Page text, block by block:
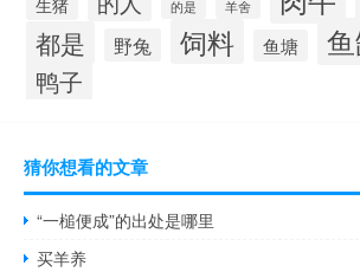
生猪 的是 羊舍
都是 野兔 饲料 鱼塘
鸭子
猜你想看的文章
“一槌便成”的出处是哪里
买羊养